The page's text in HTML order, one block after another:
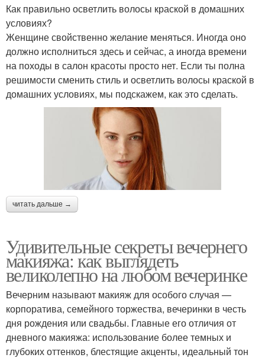
Как правильно осветлить волосы краской в домашних
условиях?
Женщине свойственно желание меняться. Иногда оно
должно исполниться здесь и сейчас, а иногда времени
на походы в салон красоты просто нет. Если ты полна
решимости сменить стиль и осветлить волосы краской в
домашних условиях, мы подскажем, как это сделать.
читать дальше →
Удивительные секреты вечернего
макияжа: как выглядеть
великолепно на любом вечеринке
Вечерним называют макияж для особого случая —
корпоратива, семейного торжества, вечеринки в честь
дня рождения или свадьбы. Главные его отличия от
дневного макияжа: использование более темных и
глубоких оттенков, блестящие акценты, идеальный тон